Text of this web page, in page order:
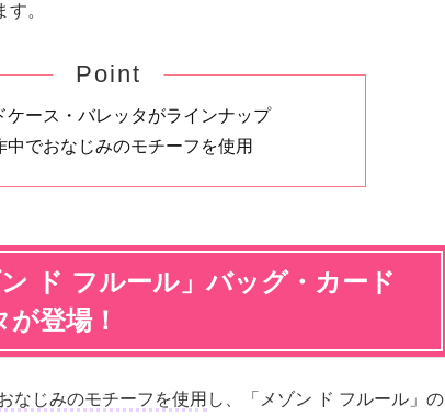
。
Point
ケース・バレッタがラインナップ
中でおなじみのモチーフを使用
ド フルール」バッグ・カード
登場！
なじみのモチーフを使用 し、「メゾン ド フルール」の